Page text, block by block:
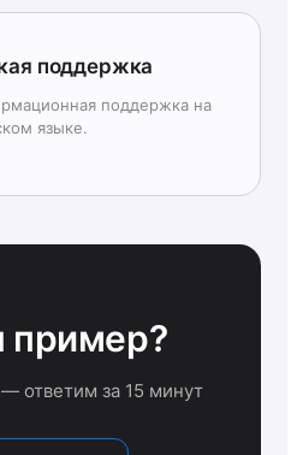
поддержка
поддержка на
языке.
пример?
ответим за 15 минут